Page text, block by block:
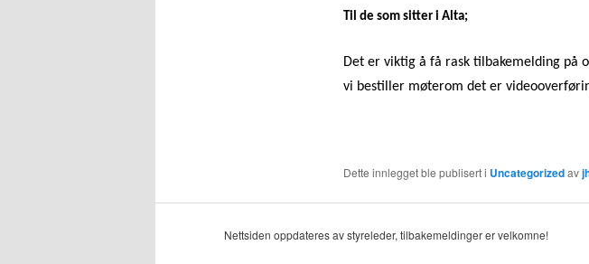
Til de som sitter i Alta;
Det er viktig å få rask tilbakemelding på
vi bestiller møterom det er
Dette innlegget ble publisert i Uncategorizedav
Nettsiden oppdateres av styreleder, tilbakemeldinger er velkomne!